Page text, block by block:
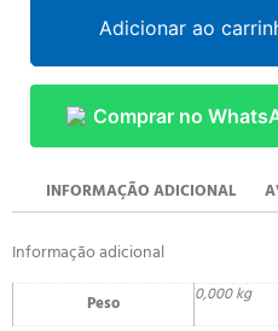
Adicionar ao
Comprar no
INFORMAÇÃO ADICIONAL
Informação adicional
Peso 0,000 kg